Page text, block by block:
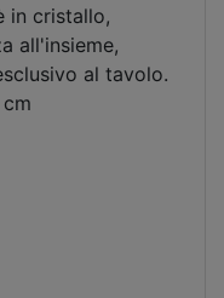
in cristallo,
all'insieme,
al tavolo.